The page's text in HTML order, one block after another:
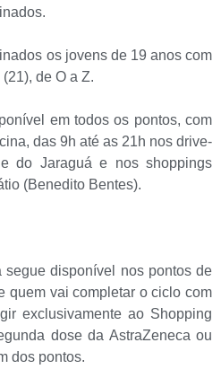
os jovens de 19 anos com
de O a Z.
em todos os pontos, com
das 9h até as 21h nos drive-
do Jaraguá e nos shoppings
(Benedito Bentes).
disponível nos pontos de
quem vai completar o ciclo com
exclusivamente ao Shopping
dose da AstraZeneca ou
dos pontos.